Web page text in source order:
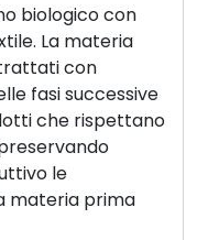
biologico con
La materia
con
fasi successive
che rispettano
le
materia prima